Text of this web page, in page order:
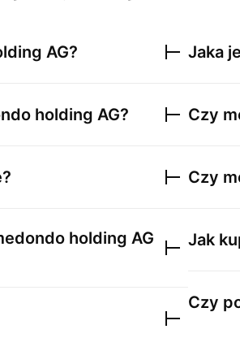
AG?
holding AG?
holding AG
Jaka
Czy
Czy
Jak
Czy